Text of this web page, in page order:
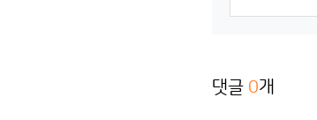
댓글 0개